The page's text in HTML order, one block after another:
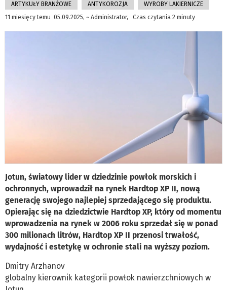
ARTYKUŁY BRANŻOWE ANTYKOROZJA
WYROBY LAKIERNICZE
11 miesięcy temu 05.09.2025, ~ Administrator, Czas czytania 2 minuty
Jotun, światowy lider w dziedzinie powłok morskich i
ochronnych, wprowadził na rynek Hardtop XP II, nową
generację swojego najlepiej sprzedającego się produktu.
Opierając się na dziedzictwie Hardtop XP, który od momentu
wprowadzenia na rynek w 2006 roku sprzedał się w ponad
300 milionach litrów, Hardtop XP II przenosi trwałość,
wydajność i estetykę w ochronie stali na wyższy poziom.
Dmitry Arzhanov
globalny kierownik kategorii powłok nawierzchniowych w